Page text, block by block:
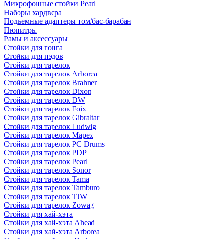
Микрофонные стойки Pearl
Наборы хардвера
Подъемные адаптеры том/бас-барабан
Пюпитры
Рамы и аксессуары
Стойки для гонга
Стойки для пэдов
Стойки для тарелок
Стойки для тарелок Arborea
Стойки для тарелок Brahner
Стойки для тарелок Dixon
Стойки для тарелок DW
Стойки для тарелок Foix
Стойки для тарелок Gibraltar
Стойки для тарелок Ludwig
Стойки для тарелок Mapex
Стойки для тарелок PC Drums
Стойки для тарелок PDP
Стойки для тарелок Pearl
Стойки для тарелок Sonor
Стойки для тарелок Tama
Стойки для тарелок Tamburo
Стойки для тарелок TJW
Стойки для тарелок Zowag
Стойки для хай-хэта
Стойки для хай-хэта Ahead
Стойки для хай-хэта Arborea